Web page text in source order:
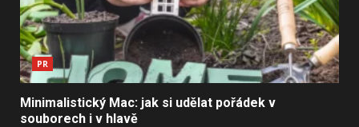
PR
Minimalistický Mac: jak si udělat pořádek v
souborech i v hlavě